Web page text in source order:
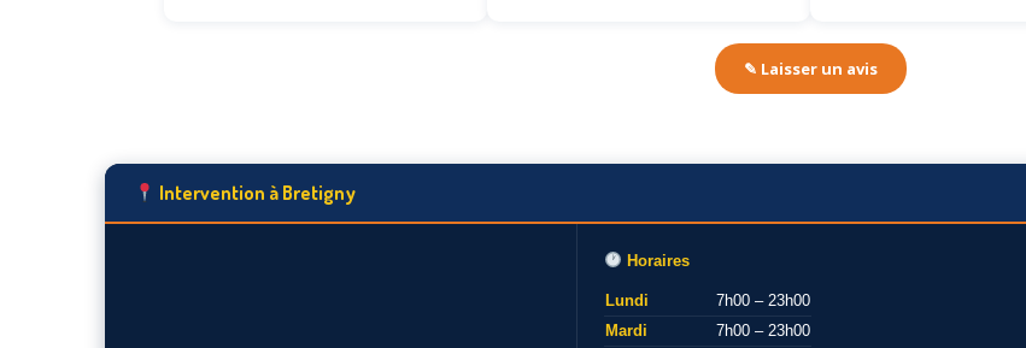
✎ Laisser un avis
Intervention à Bretigny
Horaires
Lundi
7h00 – 23h00
Mardi
7h00 – 23h00